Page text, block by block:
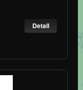
Detail